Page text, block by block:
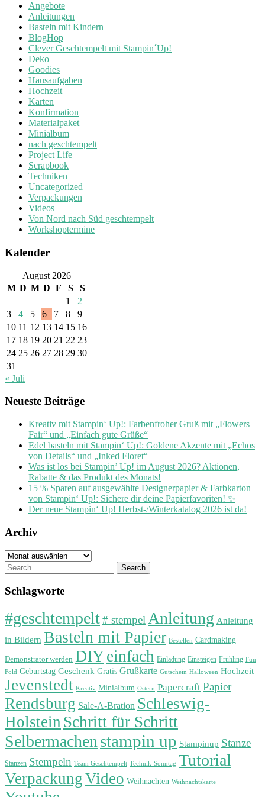
Angebote
Anleitungen
Basteln mit Kindern
BlogHop
Clever Geschtempelt mit Stampin´Up!
Deko
Goodies
Hausaufgaben
Hochzeit
Karten
Konfirmation
Materialpaket
Minialbum
nach geschtempelt
Project Life
Scrapbook
Techniken
Uncategorized
Verpackungen
Videos
Von Nord nach Süd geschtempelt
Workshoptermine
Kalender
August 2026
M D M D F S
S
1
2
3
4 5 6 7 8
9
10 11 12 13 14 15 16
17 18 19 20 21 22 23
24 25 26 27 28 29 30
31
« Juli
Neueste Beiträge
Kreativ mit Stampin‘ Up!: Farbenfroher Gruß mit „Flowers
Fair“ und „Einfach gute Grüße“
Edel basteln mit Stampin‘ Up!: Goldene Akzente mit „Echos
von Details“ und „Inked Floret“
Was ist los bei Stampin’ Up! im August 2026? Aktionen,
Rabatte & das Produkt des Monats!
15 % Sparen auf ausgewählte Designerpapier & Farbkarton
von Stampin‘ Up!: Sichere dir deine Papierfavoriten! ✨
Der neue Stampin‘ Up! Herbst-/Winterkatalog 2026 ist da!
Archiv
Archiv
Search
for:
Schlagworte
#geschtempelt# stempel Anleitung Anleitung
in Bildern Basteln mit Papier Bestellen Cardmaking
Demonstrator werden DIYeinfach Einladung Einsteigen Frühling Fun
Fold Geburtstag Geschenk Gratis Grußkarte Gutschein Halloween Hochzeit
Jevenstedt Kreativ Minialbum Ostern Papercraft Papier
Rendsburg Sale-A-Bration Schleswig-
Holstein Schritt für Schritt
Selbermachen stampin up Stampinup Stanze
Stanzen Stempeln Team Geschtempelt Technik-Sonntag Tutorial
VerpackungVideo Weihnachten Weihnachtskarte